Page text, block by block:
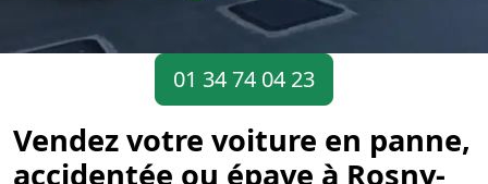
01 34 74 04 23
Vendez votre voiture en panne,
accidentée ou épave à Rosny-